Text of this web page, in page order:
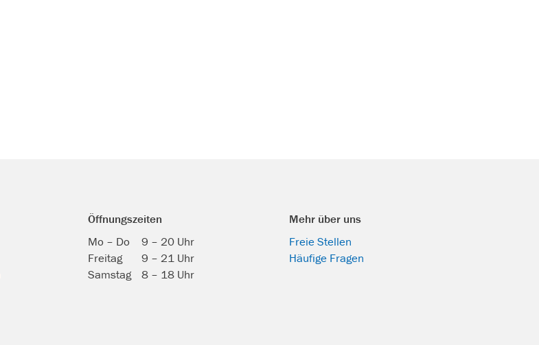
Öffnungszeiten
Mo – Do
9 – 20 Uhr
Freitag
9 – 21 Uhr
Samstag
8 – 18 Uhr
Mehr über uns
Freie Stellen
Häufige Fragen